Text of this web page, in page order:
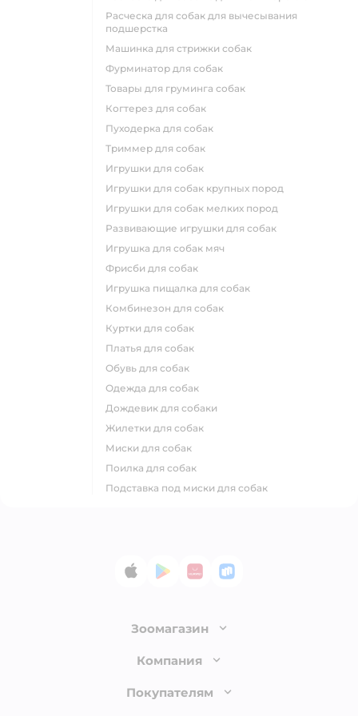
расческа для собак для вычесывания
подшерстка
машинка для стрижки собак
фурминатор для собак
товары для груминга собак
когтерез для собак
пуходерка для собак
триммер для собак
игрушки для собак
игрушки для собак крупных пород
игрушки для собак мелких пород
развивающие игрушки для собак
игрушка для собак мяч
фрисби для собак
игрушка пищалка для собак
комбинезон для собак
куртки для собак
платья для собак
обувь для собак
одежда для собак
дождевик для собаки
жилетки для собак
миски для собак
поилка для собак
подставка под миски для собак
App StoreGoogle Play
AppGallery
RuStore
Зоомагазин
Лицензия
Доставка и оплата
Компания
О компании
Покупателям